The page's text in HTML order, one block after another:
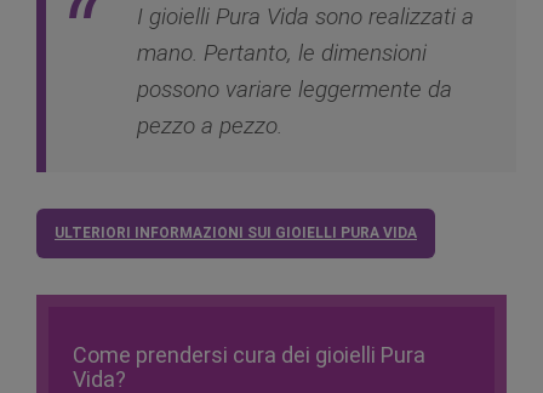
I gioielli Pura Vida sono realizzati a
mano. Pertanto, le dimensioni
possono variare leggermente da
pezzo a pezzo.
ULTERIORI INFORMAZIONI SUI GIOIELLI PURA VIDA
Come prendersi cura dei gioielli Pura
Vida?